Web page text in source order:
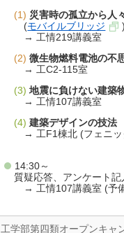
(1) 災害時の孤立から人
(モバイルブリッジ
)
→ 工情219講義室
(2) 微生物燃料電池の不
→ 工C2-115室
(3) 地震に負けない建築
→ 工情107講義室
(4) 建築デザインの技法
→ 工F1棟北 (フェニッ
14:30～
質疑応答、アンケート
→ 工情107講義室 (予
工学部第四類オープンキャ